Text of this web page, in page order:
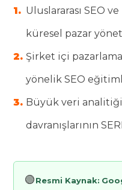
Uluslararası SEO
küresel pazar
Şirket içi
yönelik SEO
Büyük veri analitiği
davranışlarının
🟢Resmi Kaynak: